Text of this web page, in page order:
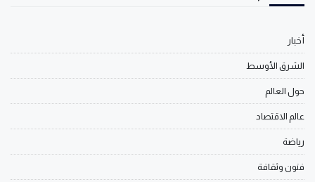
أخبار
الشرق الأوسط
حول العالم
عالم الاقتصاد
رياضة
فنون وثقافة